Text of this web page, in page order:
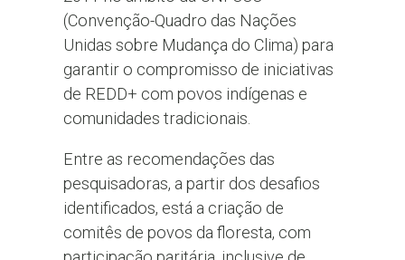
(Convenção-Quadro das Nações
Unidas sobre Mudança do Clima) para
garantir o compromisso de iniciativas
de REDD+ com povos indígenas e
comunidades tradicionais.
Entre as recomendações das
pesquisadoras, a partir dos desafios
identificados, está a criação de
comitês de povos da floresta, com